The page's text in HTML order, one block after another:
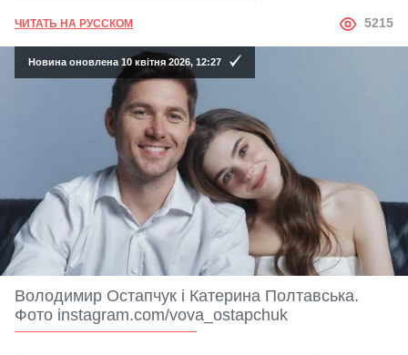
ЧИТАТЬ НА РУССКОМ АВТОР
5215
Новина оновлена 10 квітня 2026, 12:27
Володимир Остапчук і Катерина Полтавська.
Фото instagram.com/vova_ostapchuk